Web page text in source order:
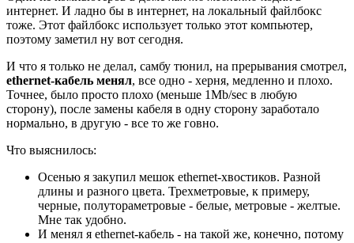
интернет. И ладно бы в интернет, на локальный файлбокс
тоже. Этот файлбокс использует только этот компьютер,
поэтому заметил ну вот сегодня.
И что я только не делал, самбу тюнил, на прерывания смотрел,
ethernet-кабель менял, все одно - херня, медленно и плохо.
Точнее, было просто плохо (меньше 1Mb/sec в любую
сторону), после замены кабеля в одну сторону заработало
нормально, в другую - все то же говно.
Что выяснилось:
Осенью я закупил мешок ethernet-хвостиков. Разной
длины и разного цвета. Трехметровые, к примеру,
черные, полутораметровые - белые, метровые - желтые.
Мне так удобно.
И менял я ethernet-кабель - на такой же, конечно, потому